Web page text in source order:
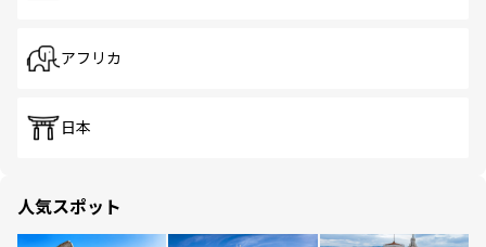
アフリカ
日本
人気スポット